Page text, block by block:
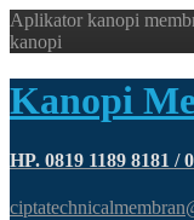
Aplikator kanopi
kanopi
Kanopi
HP. 0819 1189 8181 /